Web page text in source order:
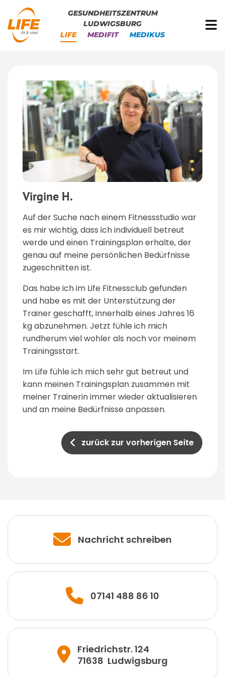
GESUNDHEITSZENTRUM
LUDWIGSBURG
LIFE
MEDIFIT MEDIKUS
Virgine H.
Auf der Suche nach einem Fitnessstudio war
es mir wichtig, dass ich individuell betreut
werde und einen Trainingsplan erhalte, der
genau auf meine persönlichen Bedürfnisse
zugeschnitten ist.
Das habe ich im Life Fitnessclub gefunden
und habe es mit der Unterstützung der
Trainer geschafft, innerhalb eines Jahres 16
kg abzunehmen. Jetzt fühle ich mich
rundherum viel wohler als noch vor meinem
Trainingsstart.
Im Life fühle ich mich sehr gut betreut und
kann meinen Trainingsplan zusammen mit
meiner Trainerin immer wieder aktualisieren
und an meine Bedürfnisse anpassen.
zurück zur vorherigen Seite
Nachricht schreiben
07141 488 86 10
Friedrichstr. 124
71638 Ludwigsburg